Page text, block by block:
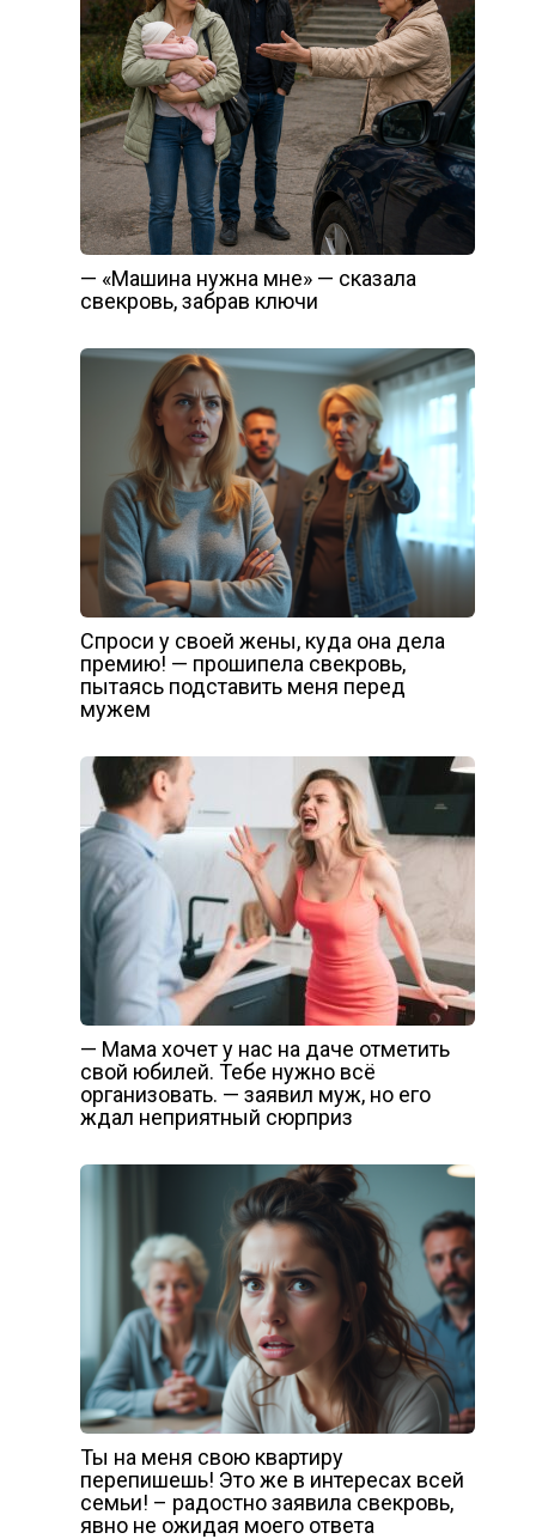
— «Машина нужна мне» — сказала
свекровь, забрав ключи
Спроси у своей жены, куда она дела
премию! — прошипела свекровь,
пытаясь подставить меня перед
мужем
— Мама хочет у нас на даче отметить
свой юбилей. Тебе нужно всё
организовать. — заявил муж, но его
ждал неприятный сюрприз
Ты на меня свою квартиру
перепишешь! Это же в интересах всей
семьи! – радостно заявила свекровь,
явно не ожидая моего ответа